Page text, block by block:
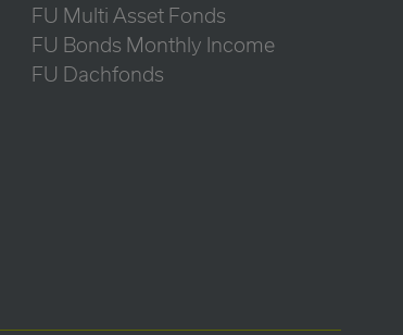
FU Multi Asset Fonds
FU Bonds Monthly Income
FU Dachfonds